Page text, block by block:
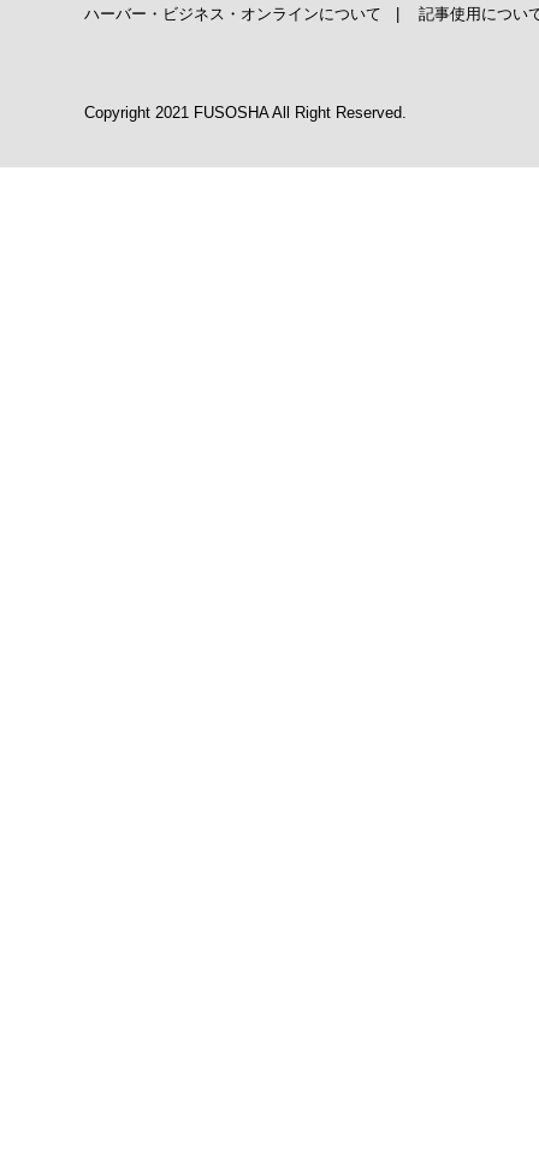
ハーバー・ビジネス・オンラインについて 記事使用につい
Copyright 2021 FUSOSHA All Right Reserved.